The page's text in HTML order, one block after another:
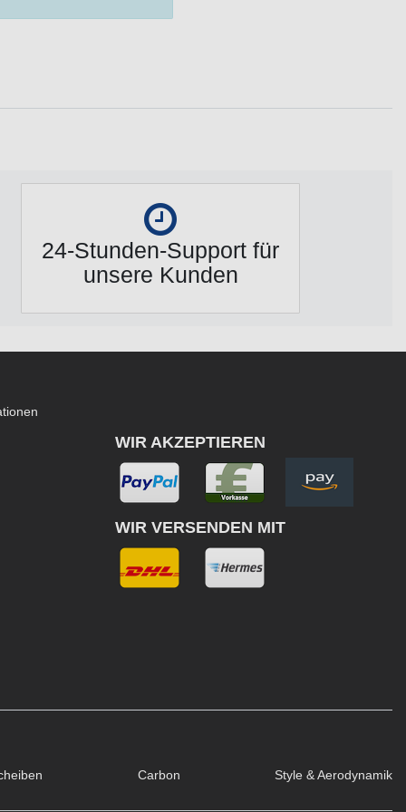
24-Stunden-Support für
unsere Kunden
WIR AKZEPTIEREN
WIR VERSENDEN MIT
Carbon Style & Aerodynamik